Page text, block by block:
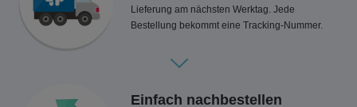
Lieferung am nächsten Werktag. Jede
Bestellung bekommt eine Tracking-Nummer.
Einfach nachbestellen